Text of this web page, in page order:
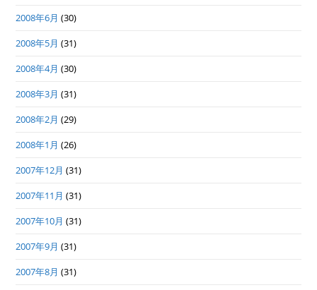
2008年6月 (30)
2008年5月 (31)
2008年4月 (30)
2008年3月 (31)
2008年2月 (29)
2008年1月 (26)
2007年12月 (31)
2007年11月 (31)
2007年10月 (31)
2007年9月 (31)
2007年8月 (31)